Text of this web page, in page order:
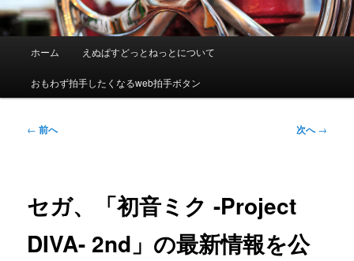
メ
ホーム えぬぱすどっとねっとについて
おもわず拍手したくなるweb拍手ボタン
投
ー
ョ
← 前へ 次へ→
セガ、「初音ミク -Project
DIVA- 2nd」の最新情報を公